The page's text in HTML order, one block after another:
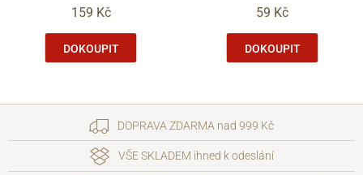
159 Kč
DOKOUPIT
59 Kč
DOKOUPIT
DOPRAVA ZDARMA nad 999 Kč
VŠE SKLADEM ihned k odeslání